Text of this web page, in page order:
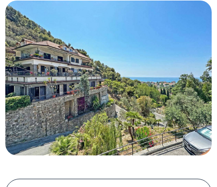
Vista mare